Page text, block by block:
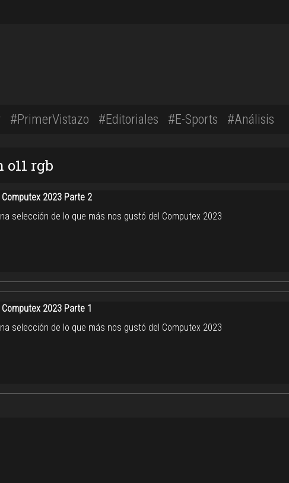
#PrimerVistazo #Editoriales #E-Sports #Análisis
rgb
2023 Parte 2
selección de lo que más nos gustó del Computex 2023
2023 Parte 1
selección de lo que más nos gustó del Computex 2023